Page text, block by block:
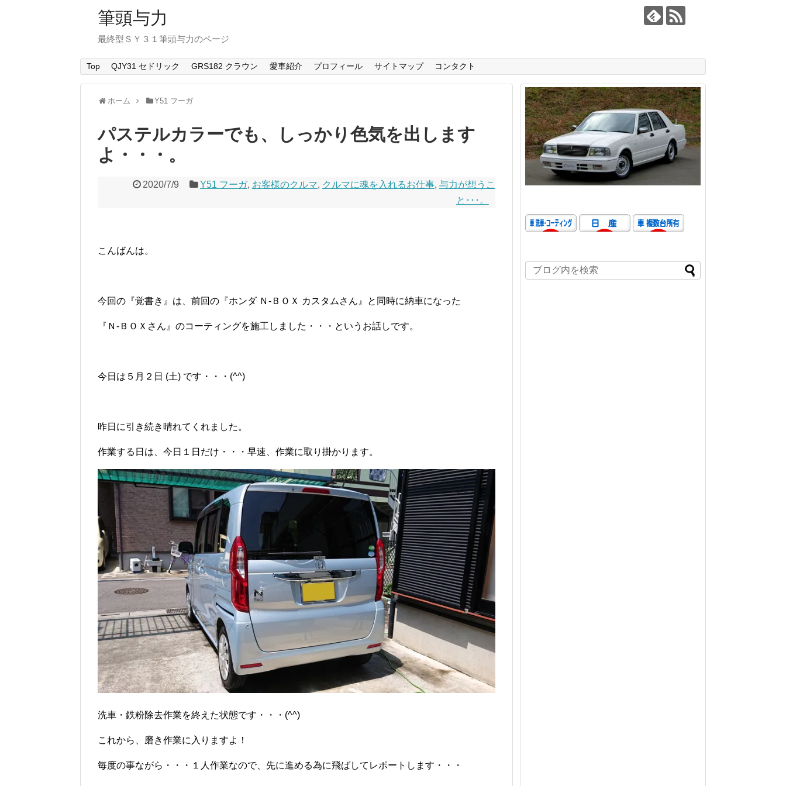
筆頭与力
最終型ＳＹ３１筆頭与力のページ
Top QJY31 セドリック GRS182 クラウン 愛車紹介 プロフィール サイトマップ コンタクト
ホーム Y51 フーガ
パステルカラーでも、しっかり色気を出します
よ・・・。
2020/7/9 Y51 フーガ, お客様のクルマ, クルマに魂を入れるお仕事, 与力が想うこ
と･･･。
こんばんは。
今回の『覚書き』は、前回の『ホンダ Ｎ-ＢＯＸ カスタムさん』と同時に納車になった
『Ｎ-ＢＯＸさん』のコーティングを施工しました・・・というお話しです。
今日は５月２日 (土) です・・・(^^)
昨日に引き続き晴れてくれました。
作業する日は、今日１日だけ・・・早速、作業に取り掛かります。
洗車・鉄粉除去作業を終えた状態です・・・(^^)
これから、磨き作業に入りますよ！
毎度の事ながら・・・１人作業なので、先に進める為に飛ばしてレポートします・・・